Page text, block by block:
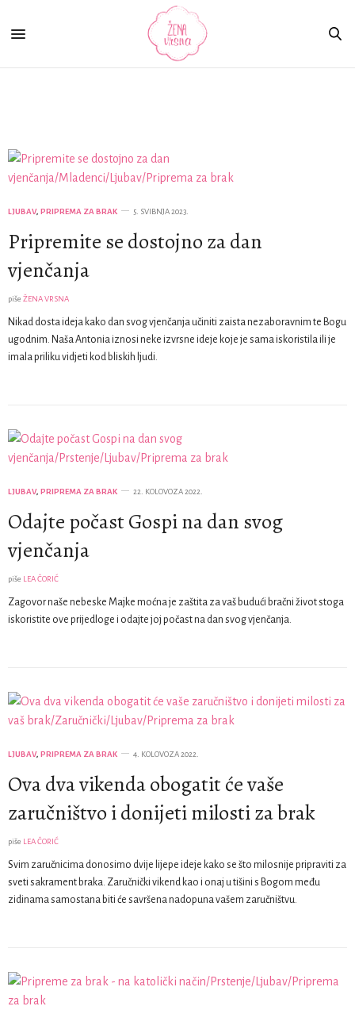
LJUBAV, PRIPREMA ZA BRAK 5. SVIBNJA 2023.
Pripremite se dostojno za dan
vjenčanja
piše ŽENA VRSNA
Nikad dosta ideja kako dan svog vjenčanja učiniti zaista nezaboravnim te Bogu
ugodnim. Naša Antonia iznosi neke izvrsne ideje koje je sama iskoristila ili je
imala priliku vidjeti kod bliskih ljudi.
LJUBAV, PRIPREMA ZA BRAK 22. KOLOVOZA 2022.
Odajte počast Gospi na dan svog
vjenčanja
piše LEA ČORIĆ
Zagovor naše nebeske Majke moćna je zaštita za vaš budući bračni život stoga
iskoristite ove prijedloge i odajte joj počast na dan svog vjenčanja.
LJUBAV, PRIPREMA ZA BRAK 4. KOLOVOZA 2022.
Ova dva vikenda obogatit će vaše
zaručništvo i donijeti milosti za brak
piše LEA ČORIĆ
Svim zaručnicima donosimo dvije lijepe ideje kako se što milosnije pripraviti za
sveti sakrament braka. Zaručnički vikend kao i onaj u tišini s Bogom među
zidinama samostana biti će savršena nadopuna vašem zaručništvu.